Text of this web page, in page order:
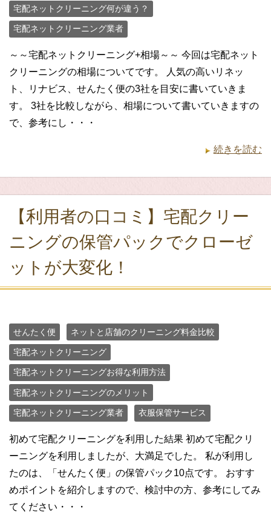
宅配ネットクリーニング何が違う？
宅配ネットクリーニング業者
～～宅配ネットクリーニング+相場～～ 今回は宅配ネット
クリーニングの相場についてです。 人気の高いリネッ
ト、リナビス、せんたく便の3社を目安に書いていきま
す。 3社を比較しながら、相場について書いていきますの
で、参考にし・・・
続きを読む
【利用者の口コミ】宅配クリー
ニングの保管パックでクローゼ
ットが大変化！
せんたく便 ネットと店舗のクリーニング料金比較
宅配ネットクリーニング
宅配ネットクリーニングお得な利用方法
宅配ネットクリーニングのメリット
宅配ネットクリーニング業者 衣服保管サービス
初めて宅配クリーニングを利用した結果 初めて宅配クリ
ーニングを利用しましたが、大満足でした。 私が利用し
たのは、「せんたく便」の保管パック10点です。 おすす
めポイントを紹介しますので、検討中の方、参考にしてみ
てください・・・